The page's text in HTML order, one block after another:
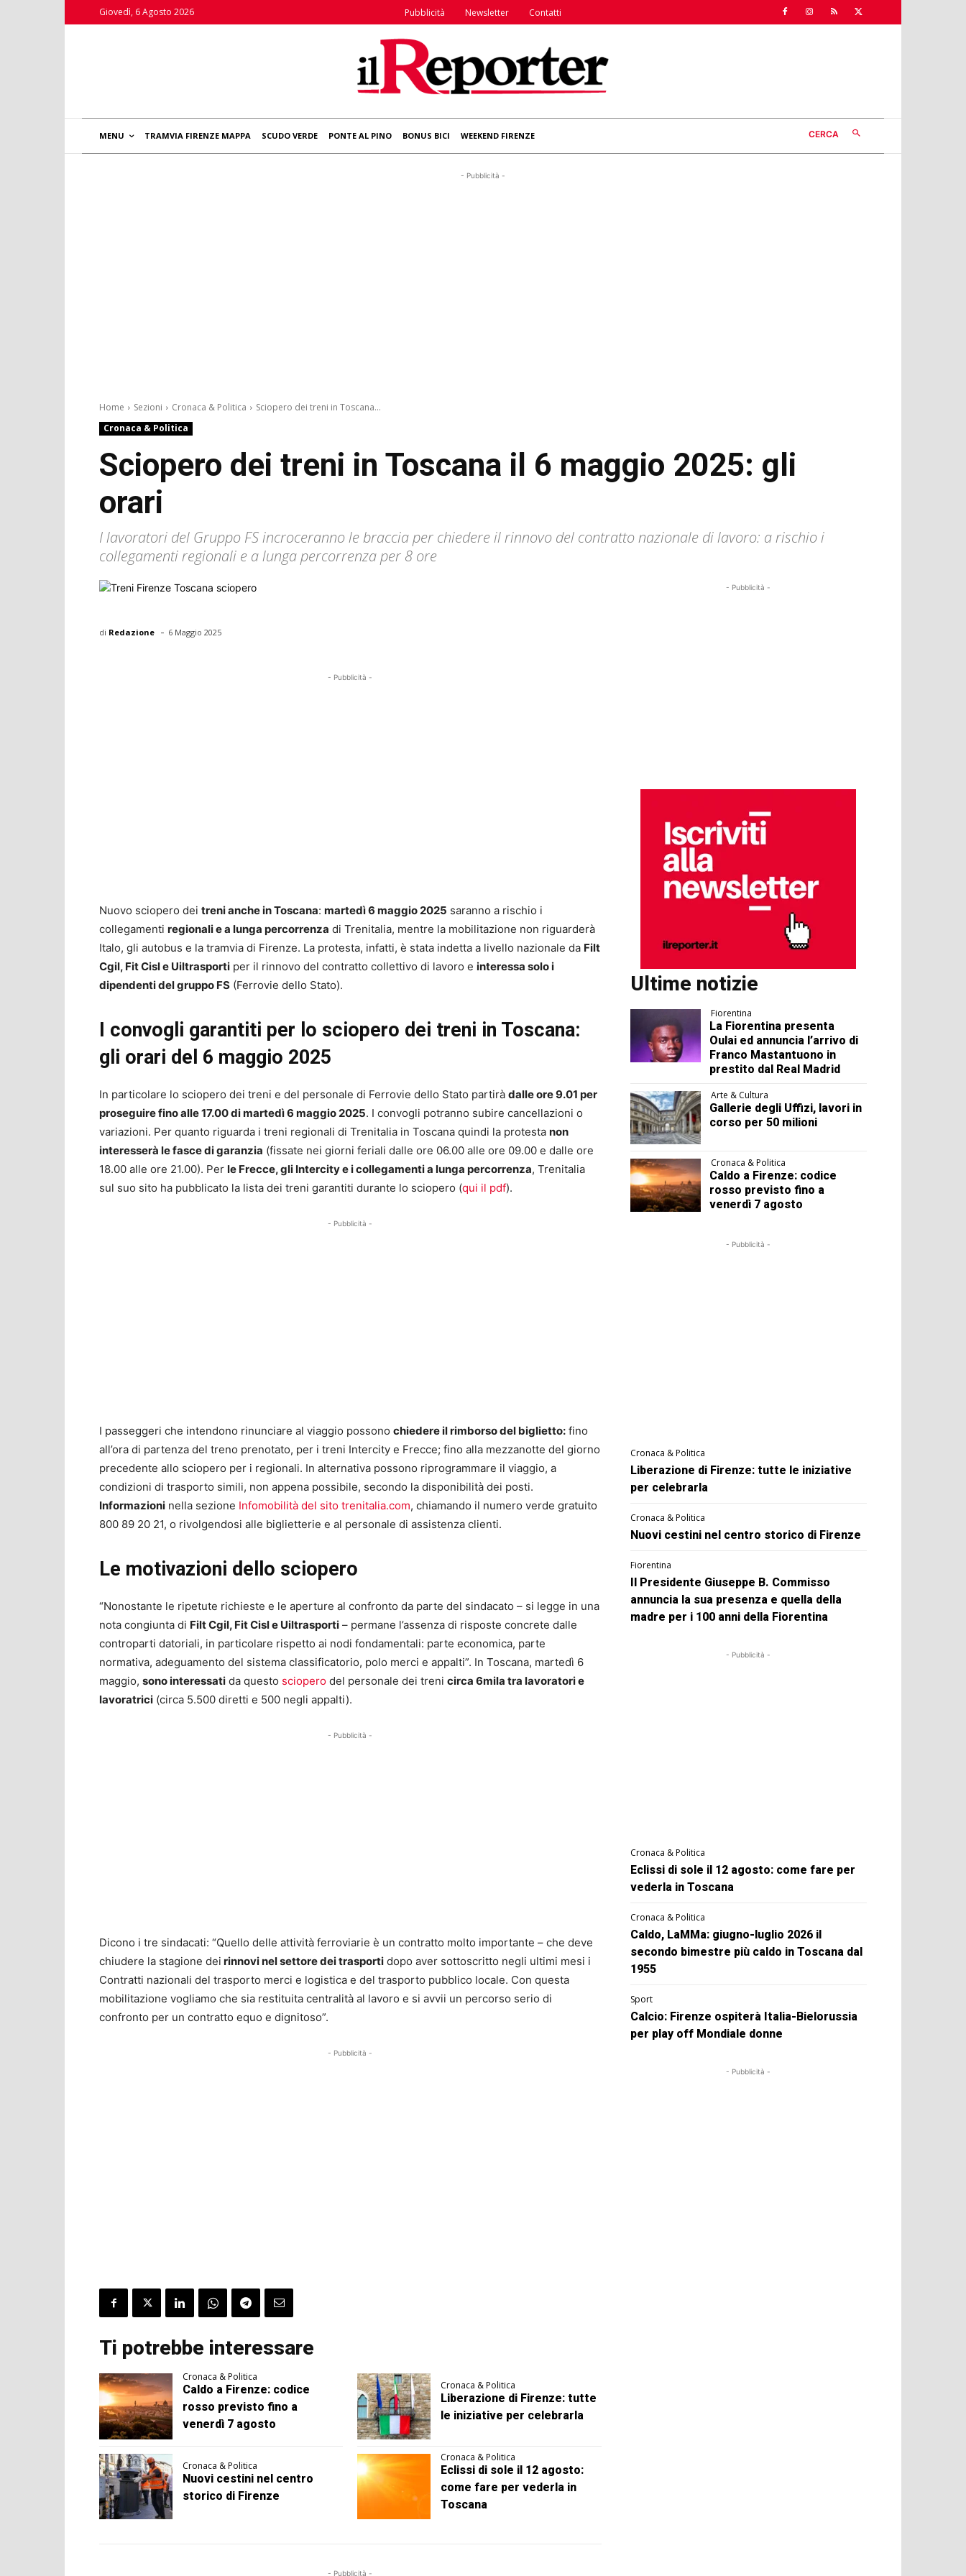
Giovedì, 6 Agosto 2026 Pubblicità Newsletter Contatti
MENU TRAMVIA FIRENZE MAPPA SCUDO VERDE PONTE AL PINO BONUS BICI WEEKEND FIRENZE CERCA
- Pubblicità -
Home Sezioni Cronaca & Politica
Sciopero dei treni in Toscana...
Cronaca & Politica
Sciopero dei treni in Toscana il 6 maggio 2025: gli
orari
I lavoratori del Gruppo FS incroceranno le braccia per chiedere il rinnovo del contratto nazionale di lavoro: a rischio i
collegamenti regionali e a lunga percorrenza per 8 ore
di Redazione - 6 Maggio 2025
- Pubblicità -
Nuovo sciopero dei treni anche in Toscana: martedì 6 maggio 2025 saranno a rischio i
collegamenti regionali e a lunga percorrenza di Trenitalia, mentre la mobilitazione non riguarderà
Italo, gli autobus e la tramvia di Firenze. La protesta, infatti, è stata indetta a livello nazionale da Filt
Cgil, Fit Cisl e Uiltrasporti per il rinnovo del contratto collettivo di lavoro e interessa solo i
dipendenti del gruppo FS (Ferrovie dello Stato).
I convogli garantiti per lo sciopero dei treni in Toscana:
gli orari del 6 maggio 2025
In particolare lo sciopero dei treni e del personale di Ferrovie dello Stato partirà dalle ore 9.01 per
proseguire fino alle 17.00 di martedì 6 maggio 2025. I convogli potranno subire cancellazioni o
variazioni. Per quanto riguarda i treni regionali di Trenitalia in Toscana quindi la protesta non
interesserà le fasce di garanzia (fissate nei giorni feriali dalle ore 06.00 alle ore 09.00 e dalle ore
18.00 alle ore 21.00). Per le Frecce, gli Intercity e i collegamenti a lunga percorrenza, Trenitalia
sul suo sito ha pubblicato la lista dei treni garantiti durante lo sciopero (qui il pdf).
- Pubblicità -
I passeggeri che intendono rinunciare al viaggio possono chiedere il rimborso del biglietto: fino
all’ora di partenza del treno prenotato, per i treni Intercity e Frecce; fino alla mezzanotte del giorno
precedente allo sciopero per i regionali. In alternativa possono riprogrammare il viaggio, a
condizioni di trasporto simili, non appena possibile, secondo la disponibilità dei posti.
Informazioni nella sezione Infomobilità del sito trenitalia.com, chiamando il numero verde gratuito
800 89 20 21, o rivolgendosi alle biglietterie e al personale di assistenza clienti.
Le motivazioni dello sciopero
“Nonostante le ripetute richieste e le aperture al confronto da parte del sindacato – si legge in una
nota congiunta di Filt Cgil, Fit Cisl e Uiltrasporti – permane l’assenza di risposte concrete dalle
controparti datoriali, in particolare rispetto ai nodi fondamentali: parte economica, parte
normativa, adeguamento del sistema classificatorio, polo merci e appalti”. In Toscana, martedì 6
maggio, sono interessati da questo sciopero del personale dei treni circa 6mila tra lavoratori e
lavoratrici (circa 5.500 diretti e 500 negli appalti).
- Pubblicità -
Dicono i tre sindacati: “Quello delle attività ferroviarie è un contratto molto importante – che deve
chiudere la stagione dei rinnovi nel settore dei trasporti dopo aver sottoscritto negli ultimi mesi i
Contratti nazionali del trasporto merci e logistica e del trasporto pubblico locale. Con questa
mobilitazione vogliamo che sia restituita centralità al lavoro e si avvii un percorso serio di
confronto per un contratto equo e dignitoso”.
- Pubblicità -
Ti potrebbe interessare
Cronaca & Politica
Caldo a Firenze: codice
rosso previsto fino a
venerdì 7 agosto
Cronaca & Politica
Liberazione di Firenze: tutte
le iniziative per celebrarla
Cronaca & Politica
Nuovi cestini nel centro
storico di Firenze
Cronaca & Politica
Eclissi di sole il 12 agosto:
come fare per vederla in
Toscana
- Pubblicità -
- Pubblicità -
Ultime notizie
Fiorentina
La Fiorentina presenta
Oulai ed annuncia l’arrivo di
Franco Mastantuono in
prestito dal Real Madrid
Arte & Cultura
Gallerie degli Uffizi, lavori in
corso per 50 milioni
Cronaca & Politica
Caldo a Firenze: codice
rosso previsto fino a
venerdì 7 agosto
- Pubblicità -
Cronaca & Politica
Liberazione di Firenze: tutte le iniziative
per celebrarla
Cronaca & Politica
Nuovi cestini nel centro storico di Firenze
Fiorentina
Il Presidente Giuseppe B. Commisso
annuncia la sua presenza e quella della
madre per i 100 anni della Fiorentina
- Pubblicità -
Cronaca & Politica
Eclissi di sole il 12 agosto: come fare per
vederla in Toscana
Cronaca & Politica
Caldo, LaMMa: giugno-luglio 2026 il
secondo bimestre più caldo in Toscana dal
1955
Sport
Calcio: Firenze ospiterà Italia-Bielorussia
per play off Mondiale donne
- Pubblicità -